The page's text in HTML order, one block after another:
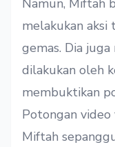
Namun, Miftah
melakukan aksi
gemas. Dia
dilakukan oleh
membuktikan
Potongan
Miftah